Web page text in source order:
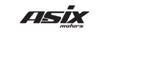
rozruch
elektryczny